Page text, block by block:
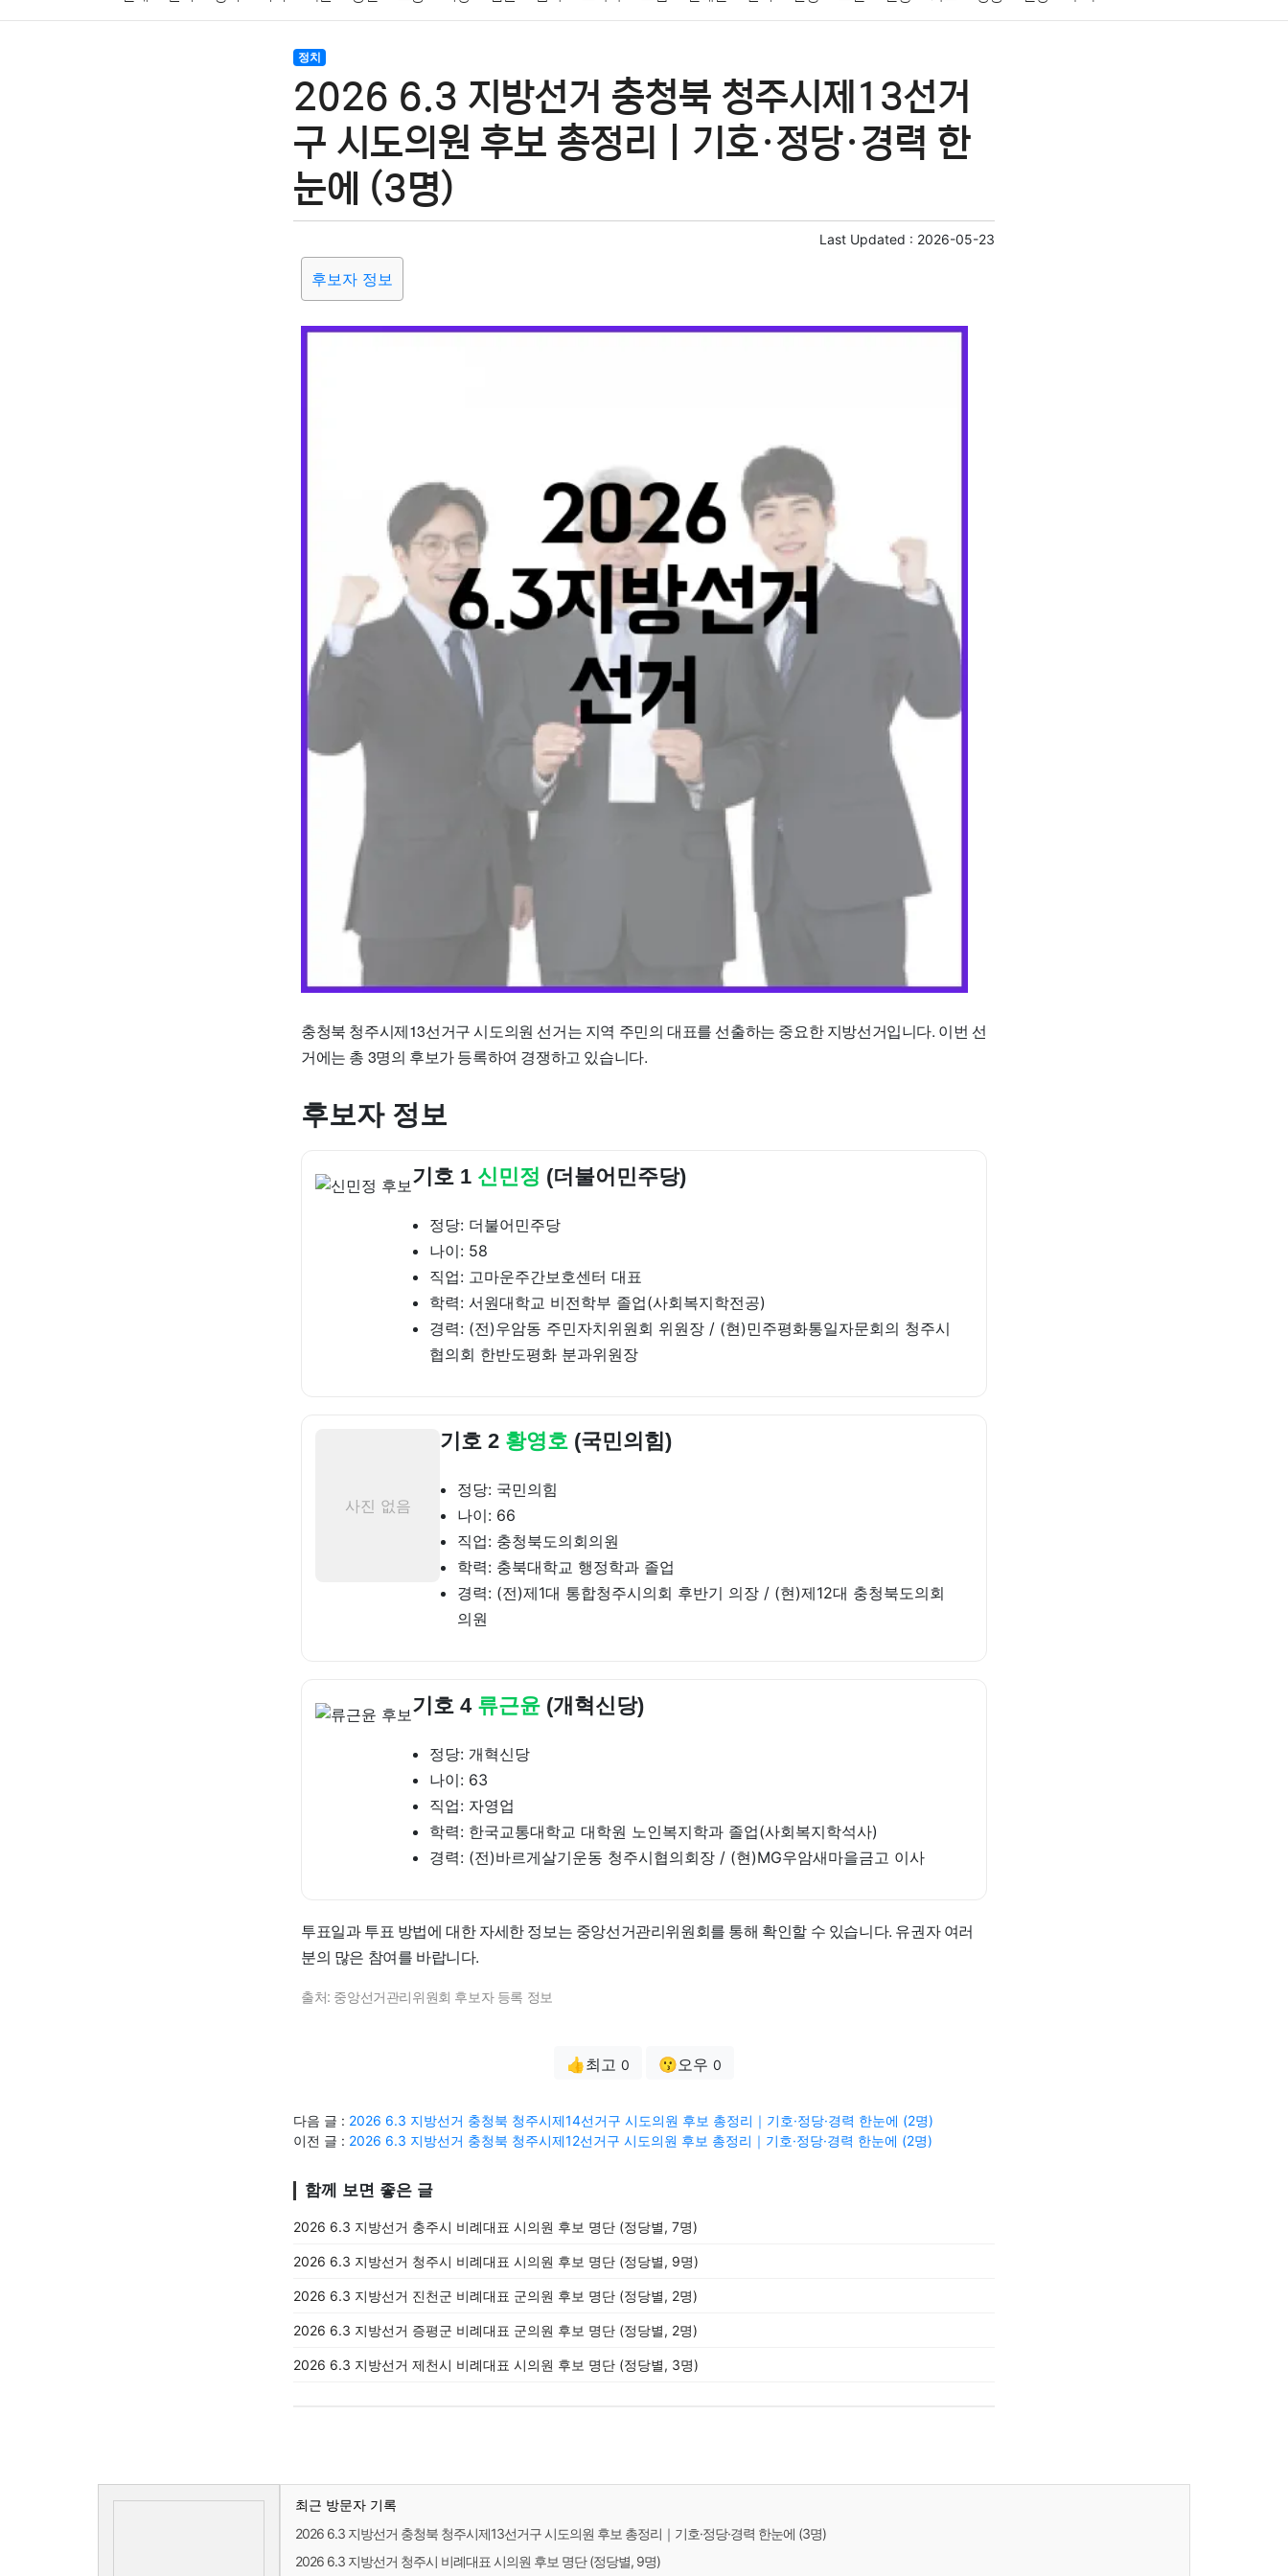
결혼 육아
기술 종교 사회 정치 건강 의료 의학 경제 마케팅 부동산 외국어 교통 생활
정치
2026 6.3 지방선거 충청북 청주시제13선거
구 시도의원 후보 총정리｜기호·정당·경력 한
눈에 (3명)
Last Updated : 2026-05-23
후보자 정보
충청북 청주시제13선거구 시도의원 선거는 지역 주민의 대표를 선출하는 중요한 지방선거입니다. 이번 선
거에는 총 3명의 후보가 등록하여 경쟁하고 있습니다.
후보자 정보
기호 1 신민정 (더불어민주당)
정당: 더불어민주당
나이: 58
직업: 고마운주간보호센터 대표
학력: 서원대학교 비전학부 졸업(사회복지학전공)
경력: (전)우암동 주민자치위원회 위원장 / (현)민주평화통일자문회의 청주시
협의회 한반도평화 분과위원장
사진 없음
기호 2 황영호 (국민의힘)
정당: 국민의힘
나이: 66
직업: 충청북도의회의원
학력: 충북대학교 행정학과 졸업
경력: (전)제1대 통합청주시의회 후반기 의장 / (현)제12대 충청북도의회
의원
기호 4 류근윤 (개혁신당)
정당: 개혁신당
나이: 63
직업: 자영업
학력: 한국교통대학교 대학원 노인복지학과 졸업(사회복지학석사)
경력: (전)바르게살기운동 청주시협의회장 / (현)MG우암새마을금고 이사
투표일과 투표 방법에 대한 자세한 정보는 중앙선거관리위원회를 통해 확인할 수 있습니다. 유권자 여러
분의 많은 참여를 바랍니다.
출처: 중앙선거관리위원회 후보자 등록 정보
👍최고 0 😗오우 0
다음 글 : 2026 6.3 지방선거 충청북 청주시제14선거구 시도의원 후보 총정리｜기호·정당·경력 한눈에 (2명)
이전 글 : 2026 6.3 지방선거 충청북 청주시제12선거구 시도의원 후보 총정리｜기호·정당·경력 한눈에 (2명)
함께 보면 좋은 글
2026 6.3 지방선거 충주시 비례대표 시의원 후보 명단 (정당별, 7명)
2026 6.3 지방선거 청주시 비례대표 시의원 후보 명단 (정당별, 9명)
2026 6.3 지방선거 진천군 비례대표 군의원 후보 명단 (정당별, 2명)
2026 6.3 지방선거 증평군 비례대표 군의원 후보 명단 (정당별, 2명)
2026 6.3 지방선거 제천시 비례대표 시의원 후보 명단 (정당별, 3명)
최근 방문자 기록
2026 6.3 지방선거 충청북 청주시제13선거구 시도의원 후보 총정리｜기호·정당·경력 한눈에 (3명)
2026 6.3 지방선거 청주시 비례대표 시의원 후보 명단 (정당별, 9명)